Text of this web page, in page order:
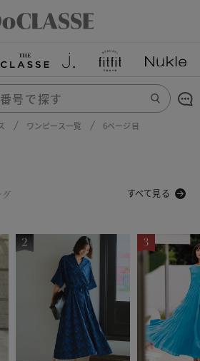
ワンピース一覧 6ページ目
グ すべて見る